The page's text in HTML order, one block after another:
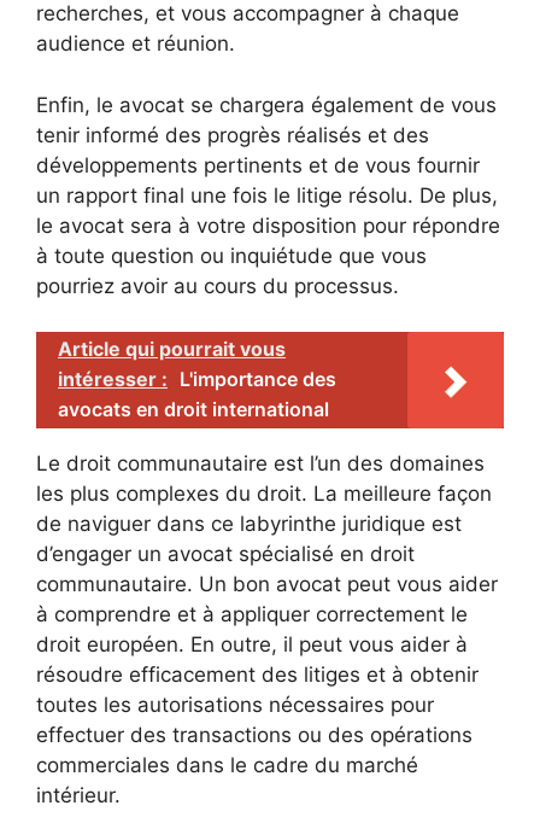
recherches, et vous accompagner à chaque
audience et réunion.
Enfin, le avocat se chargera également de vous
tenir informé des progrès réalisés et des
développements pertinents et de vous fournir
un rapport final une fois le litige résolu. De plus,
le avocat sera à votre disposition pour répondre
à toute question ou inquiétude que vous
pourriez avoir au cours du processus.
Article qui pourrait vous
intéresser : L'importance des
avocats en droit international
Le droit communautaire est l’un des domaines
les plus complexes du droit. La meilleure façon
de naviguer dans ce labyrinthe juridique est
d’engager un avocat spécialisé en droit
communautaire. Un bon avocat peut vous aider
à comprendre et à appliquer correctement le
droit européen. En outre, il peut vous aider à
résoudre efficacement des litiges et à obtenir
toutes les autorisations nécessaires pour
effectuer des transactions ou des opérations
commerciales dans le cadre du marché
intérieur.